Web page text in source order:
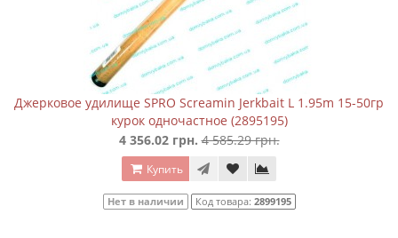
Джерковое удилище SPRO Screamin Jerkbait L 1.95m 15-50гр
курок одночастное (2895195)
4 356.02 грн. 4 585.29 грн.
Купить
Нет в наличии Код товара: 2899195